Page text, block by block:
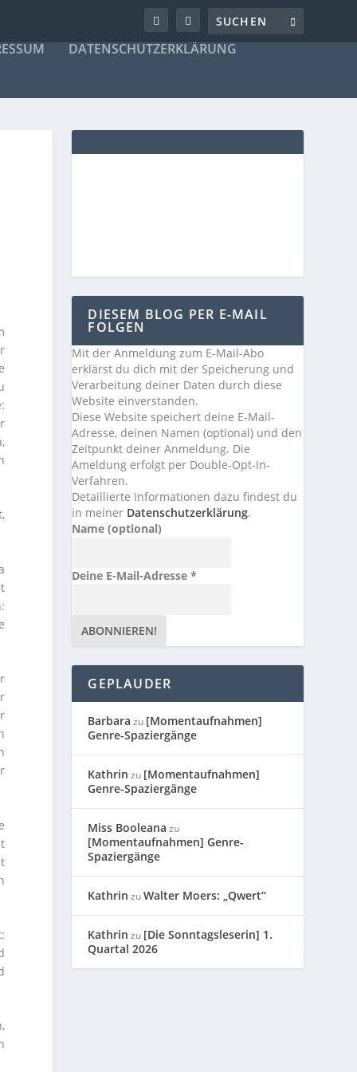
DATENSCHUTZERKLÄRUNG
DIESEM BLOG PER E-MAIL
FOLGEN
Mit der Anmeldung zum E-Mail-Abo
erklärst du dich mit der Speicherung und
Verarbeitung deiner Daten durch diese
Website einverstanden.
Diese Website speichert deine E-Mail-
Adresse, deinen Namen (optional) und den
Zeitpunkt deiner Anmeldung. Die
Ameldung erfolgt per Double-Opt-In-
Verfahren.
Detaillierte Informationen dazu findest du
in meiner Datenschutzerklärung.
Name (optional)
Deine E-Mail-Adresse*
GEPLAUDER
Barbara zu [Momentaufnahmen]
Genre-Spaziergänge
Kathrin zu [Momentaufnahmen]
Genre-Spaziergänge
Miss Booleana zu
[Momentaufnahmen] Genre-
Spaziergänge
Kathrin zuWalter Moers: „Qwert“
Kathrin zu [Die Sonntagsleserin] 1.
Quartal 2026